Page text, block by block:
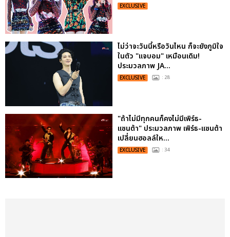
EXCLUSIVE
ไม่ว่าจะวันนี้หรือวันไหน ก็จะยังภูมิใจ
ในตัว "แจบอม" เหมือนเดิม!
ประมวลภาพ JA...
EXCLUSIVE : 28
"ถ้าไม่มีทุกคนก็คงไม่มีเพิร์ธ-
แซนต้า" ประมวลภาพ เพิร์ธ-แซนต้า
เปลี่ยนฮอลล์ให...
EXCLUSIVE : 34